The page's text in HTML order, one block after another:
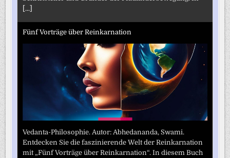
[...]
Fünf Vorträge über Reinkarnation
Vedanta-Philosophie. Autor: Abhedananda, Swami.
Entdecken Sie die faszinierende Welt der Reinkarnation
mit „Fünf Vorträge über Reinkarnation“. In diesem Buch